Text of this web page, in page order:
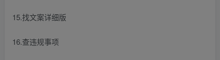
15.找文案详细版
16.查违规事项